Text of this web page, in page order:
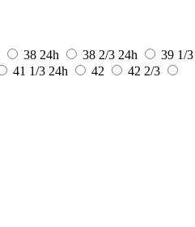
38 24h 38 2/3 24h
39 1/3
41 1/3 24h 42
42 2/3